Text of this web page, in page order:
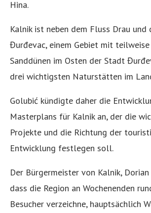
Hina.
Kalnik ist neben dem Fluss Drau und
Đurđevac, einem Gebiet mit
Sanddünen im Osten der Stadt
drei wichtigsten Naturstätten im
Golubić kündigte daher die
Masterplans für Kalnik an, der die
Projekte und die Richtung der
Entwicklung festlegen soll.
Der Bürgermeister von Kalnik, Dorian
dass die Region an Wochenenden
Besucher verzeichne, hauptsächlich